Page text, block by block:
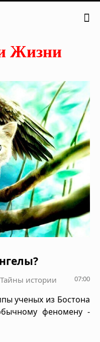
Тайны истории 07:00
ученых из Бостона
феномену -